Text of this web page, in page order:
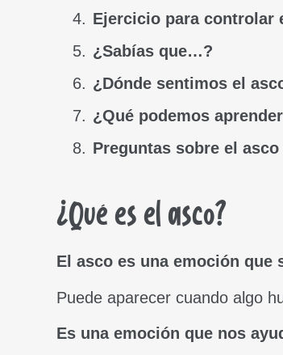
Ejercicio para controlar
¿Sabías que…?
¿Dónde sentimos el
¿Qué podemos
Preguntas sobre el asco
¿Qué es el asco?
El asco es una emoción que
Puede aparecer cuando algo
Es una emoción que nos